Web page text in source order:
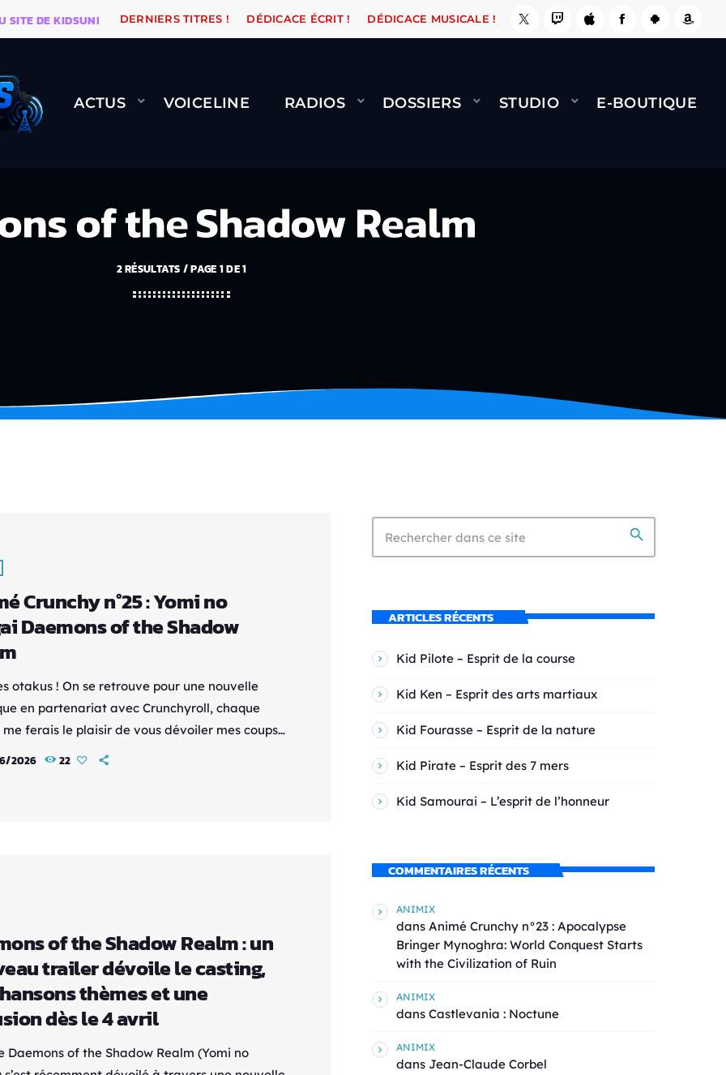
KIDSUNE WARÉTRO ORANGE ROAD QUI PASSE, ÇA LE FAIT ! NAMI BERNARD MINET - FLY
DERNIERS TITRES ! DÉDICACE ÉCRIT ! DÉDICACE MUSICALE !
ACTUS VOICELINE RADIOS DOSSIERS STUDIO E-BOUTIQUE
of the Shadow Realm
2 RÉSULTATS / PAGE 1 DE 1
Crunchy n°25 : Yomi no
Daemons of the Shadow
otakus ! On se retrouve pour une nouvelle
en partenariat avec Crunchyroll, chaque
me ferais le plaisir de vous dévoiler mes coups
disponibles sur la plateforme. Synopsis : Yuru,
2026 22
of the Shadow Realm : un
trailer dévoile le casting,
thèmes et une
dès le 4 avril
Daemons of the Shadow Realm (Yomi no
search
ARTICLES RÉCENTS
Kid Pilote – Esprit de la course
Kid Ken – Esprit des arts martiaux
Kid Fourasse – Esprit de la nature
Kid Pirate – Esprit des 7 mers
Kid Samourai – L’esprit de l’honneur
COMMENTAIRES RÉCENTS
ANIMIX
dans Animé Crunchy n°23 : Apocalypse
Bringer Mynoghra: World Conquest Starts
with the Civilization of Ruin
ANIMIX
dans Castlevania : Noctune
ANIMIX
dans Jean-Claude Corbel